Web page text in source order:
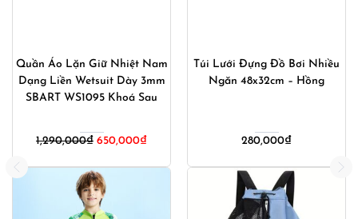
Quần Áo Lặn Giữ Nhiệt Nam
Dạng Liền Wetsuit Dày 3mm
SBART WS1095 Khoá Sau
1,290,000₫ 650,000₫
Túi Lưới Đựng Đồ Bơi Nhiều
Ngăn 48x32cm – Hồng
280,000₫